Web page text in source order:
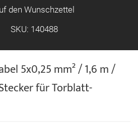
5x0,25 mm² / 1,6 m /
für Torblatt-
den Wunschzettel
SKU: 140488